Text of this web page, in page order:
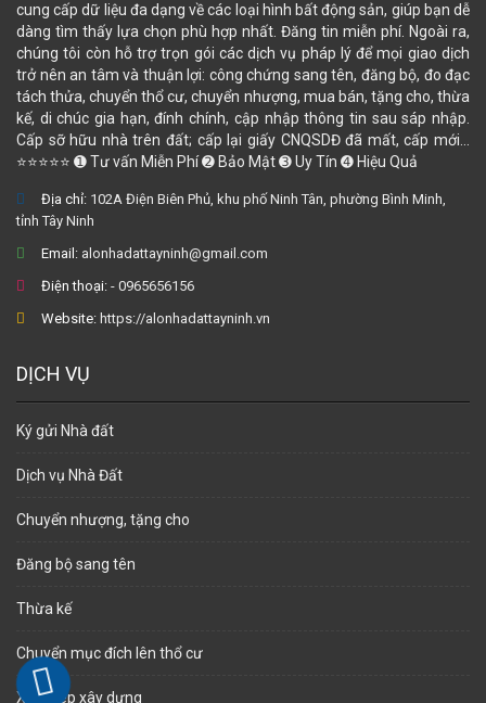
cung cấp dữ liệu đa dạng về các loại hình bất động sản, giúp bạn dễ
dàng tìm thấy lựa chọn phù hợp nhất. Đăng tin miễn phí. Ngoài ra,
chúng tôi còn hỗ trợ trọn gói các dịch vụ pháp lý để mọi giao dịch
trở nên an tâm và thuận lợi: công chứng sang tên, đăng bộ, đo đạc
tách thửa, chuyển thổ cư, chuyển nhượng, mua bán, tặng cho, thừa
kế, di chúc gia hạn, đính chính, cập nhập thông tin sau sáp nhập.
Cấp sỡ hữu nhà trên đất; cấp lại giấy CNQSDĐ đã mất, cấp mới...
⭐⭐⭐⭐⭐ ➊ Tư vấn Miễn Phí ➋ Bảo Mật ➌ Uy Tín ➍ Hiệu Quả
Địa chỉ: 102A Điện Biên Phủ, khu phố Ninh Tân, phường Bình Minh,
tỉnh Tây Ninh
Email: alonhadattayninh@gmail.com
Điện thoại: - 0965656156
Website: https://alonhadattayninh.vn
DỊCH VỤ
Ký gửi Nhà đất
Dịch vụ Nhà Đất
Chuyển nhượng, tặng cho
Đăng bộ sang tên
Thừa kế
Chuyển mục đích lên thổ cư
Xin phép xây dựng